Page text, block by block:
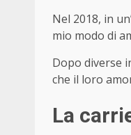
Nel 2018, in
mio modo di
Dopo diverse
che il loro
La